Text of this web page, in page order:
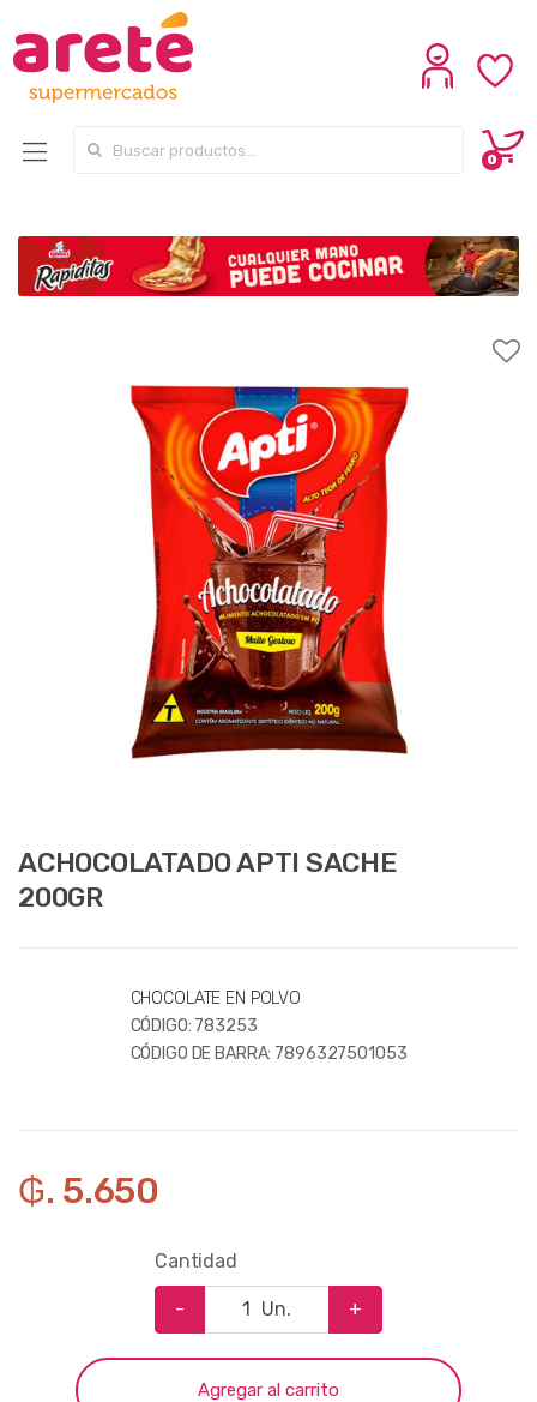
Search for:
0
ACHOCOLATADO APTI SACHE
200GR
CHOCOLATE EN POLVO
CÓDIGO: 783253
CÓDIGO DE BARRA: 7896327501053
₲. 5.650
Cantidad
- Un. +
Agregar al carrito